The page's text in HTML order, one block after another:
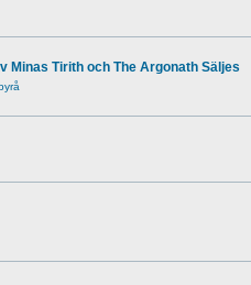
Minas Tirith och The Argonath Säljes